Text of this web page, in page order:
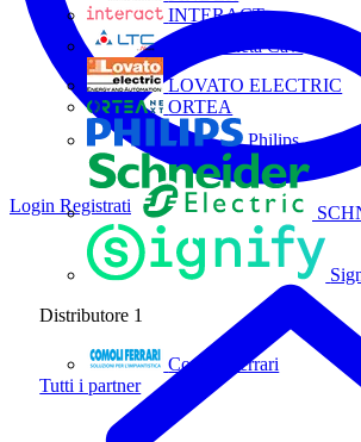
INTERACT
La Triveneta Cavi
LOVATO ELECTRIC
ORTEA
Philips
Distributore 1
Comoli Ferrari
Tutti i partner
Login Registrati